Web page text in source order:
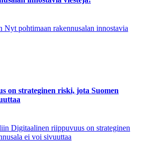
Nyt pohtimaan rakennusalan innostavia
on strateginen riski, jota Suomen
Digitaalinen riippuvuus on strateginen
ei voi sivuuttaa